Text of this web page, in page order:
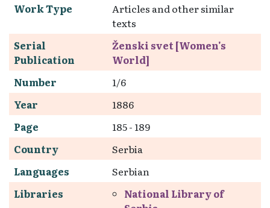
Work Type
Articles and other similar
texts
Serial
Publication
Ženski svet [Women's
World]
Number
1/6
Year
1886
Page
185 - 189
Country
Serbia
Languages
Serbian
Libraries
National Library of